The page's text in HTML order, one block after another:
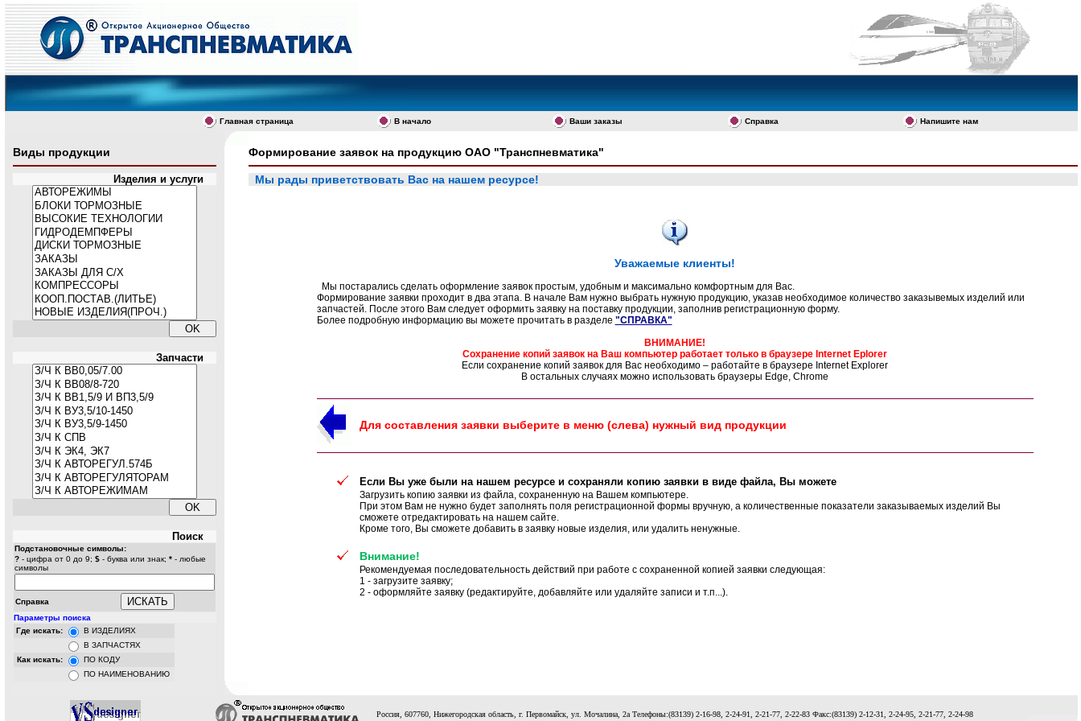
Главная страница В начало Ваши заказы Справка Напишите нам
Виды продукции
Изделия и услуги
Запчасти
Поиск
Подстановочные символы:
? - цифра от 0 до 9; $ - буква или знак; * - любые
символы
Справка
Параметры поиска
Где искать:
В ИЗДЕЛИЯХ
В ЗАПЧАСТЯХ
Как искать:
ПО КОДУ
ПО НАИМЕНОВАНИЮ
Формирование заявок на продукцию ОАО "Транспневматика"
Мы рады приветствовать Вас на нашем ресурсе!
Уважаемые клиенты!
Мы постарались сделать оформление заявок простым, удобным и максимально комфортным для Вас.
Формирование заявки проходит в два этапа. В начале Вам нужно выбрать нужную продукцию, указав необходимое количество заказывемых изделий или
запчастей. После этого Вам следует оформить заявку на поставку продукции, заполнив регистрационную форму.
Более подробную информацию вы можете прочитать в разделе "СПРАВКА"
ВНИМАНИЕ!
Сохранение копий заявок на Ваш компьютер работает только в браузере Internet Eplorer
Если сохранение копий заявок для Вас необходимо – работайте в браузере Internet Explorer
В остальных случаях можно использовать браузеры Edge, Chrome
Для составления заявки выберите в меню (слева) нужный вид продукции
Если Вы уже были на нашем ресурсе и сохраняли копию заявки в виде файла, Вы можете
Загрузить копию заявки из файла, сохраненную на Вашем компьютере.
При этом Вам не нужно будет заполнять поля регистрационной формы вручную, а количественные показатели заказываемых изделий Вы
сможете отредактировать на нашем сайте.
Кроме того, Вы сможете добавить в заявку новые изделия, или удалить ненужные.
Внимание!
Рекомендуемая последовательность действий при работе с сохраненной копией заявки следующая:
1 - загрузите заявку;
2 - оформляйте заявку (редактируйте, добавляйте или удаляйте записи и т.п...).
Россия, 607760, Нижегородская область, г. Первомайск, ул. Мочалина, 2а Телефоны:(83139) 2-16-98, 2-24-91, 2-21-77, 2-22-83 Факс:(83139) 2-12-31, 2-24-95, 2-21-77, 2-24-98